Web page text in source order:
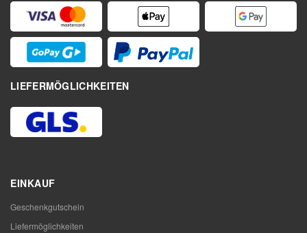
LIEFERMÖGLICHKEITEN
EINKAUF
Geschenkgutschein
Liefermöglichkeiten